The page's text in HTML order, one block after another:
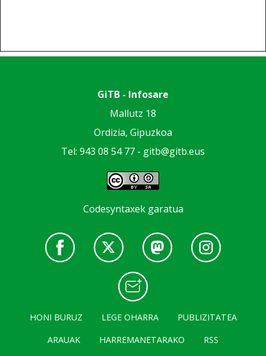
GiTB - Infosare
Mallutz 18
Ordizia, Gipuzkoa
Tel: 943 08 54 77 - gitb@gitb.eus
Codesyntaxek garatua
HONI BURUZ LEGE OHARRA
PUBLIZITATEA
ARAUAK
HARREMANETARAKO RSS